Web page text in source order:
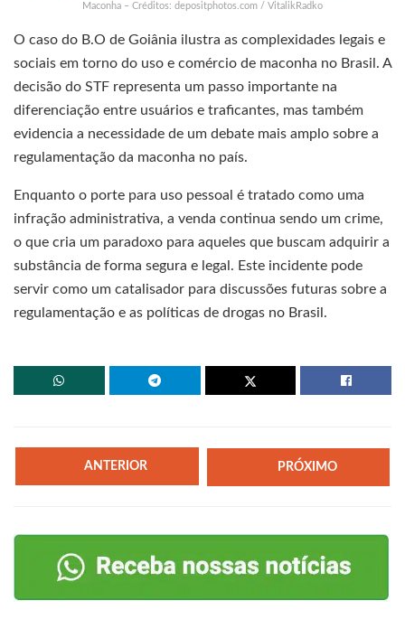
Maconha – Créditos: depositphotos.com / VitalikRadko
O caso do B.O de Goiânia ilustra as complexidades legais e
sociais em torno do uso e comércio de maconha no Brasil. A
decisão do STF representa um passo importante na
diferenciação entre usuários e traficantes, mas também
evidencia a necessidade de um debate mais amplo sobre a
regulamentação da maconha no país.
Enquanto o porte para uso pessoal é tratado como uma
infração administrativa, a venda continua sendo um crime,
o que cria um paradoxo para aqueles que buscam adquirir a
substância de forma segura e legal. Este incidente pode
servir como um catalisador para discussões futuras sobre a
regulamentação e as políticas de drogas no Brasil.
ANTERIOR PRÓXIMO